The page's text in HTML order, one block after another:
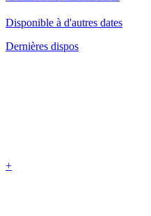
Disponible à d'autres dates
Dernières dispos
+